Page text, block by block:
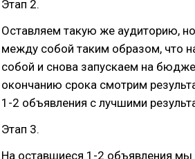
Этап 2.
Оставляем такую же аудиторию,
между собой таким образом, что
собой и снова запускаем на
окончанию срока смотрим
1-2 объявления с лучшими
Этап 3.
На оставшиеся 1-2 объявления